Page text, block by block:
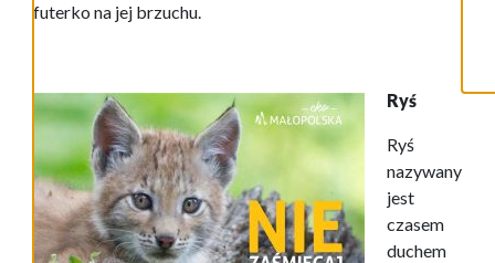
futerko na jej brzuchu.
Ryś
Ryś
nazywany
jest
czasem
duchem